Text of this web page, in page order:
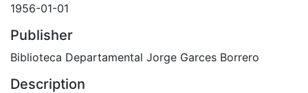
1956-01-01
Publisher
Biblioteca Departamental Jorge Garces Borrero
Description